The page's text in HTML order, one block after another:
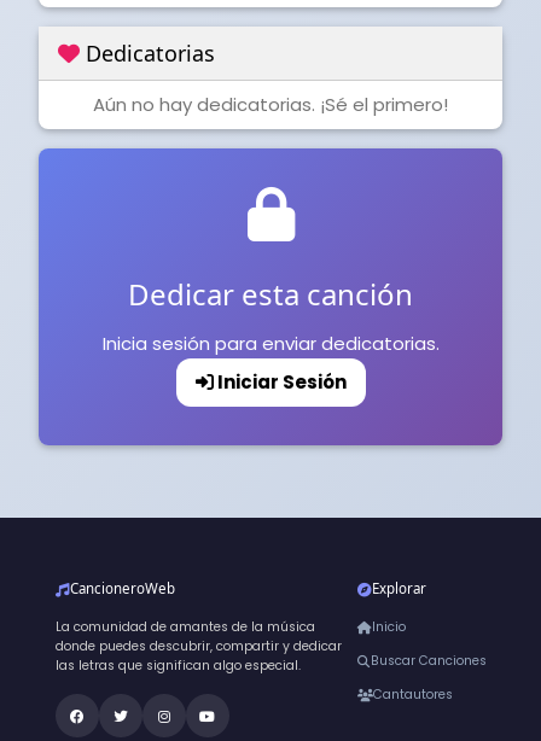
Dedicatorias
Aún no hay dedicatorias. ¡Sé el primero!
Dedicar esta canción
Inicia sesión para enviar dedicatorias.
Iniciar Sesión
CancioneroWeb
La comunidad de amantes de la música
donde puedes descubrir, compartir y dedicar
las letras que significan algo especial.
Explorar
Inicio
Buscar Canciones
Cantautores